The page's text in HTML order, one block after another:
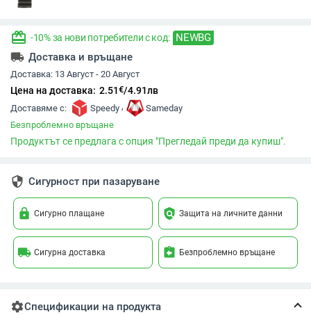
redeem -10% за нови потребители с код: NEWBG
local_shipping Доставка и връщане
Доставка: 13 Август - 20 Август
Цена на доставка: 2.51€/4.91лв
Доставяме с: Speedy ,
Sameday
Безпроблемно връщане
Продуктът се предлага с опция "Прегледай преди да купиш".
security Сигурност при пазаруване
lock Сигурно плащане policy Защита на личните данни
local_shipping Сигурна доставка assignment_return Безпроблемно връщане
settingsСпецификации на продукта